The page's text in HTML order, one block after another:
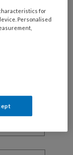
for
Personalised